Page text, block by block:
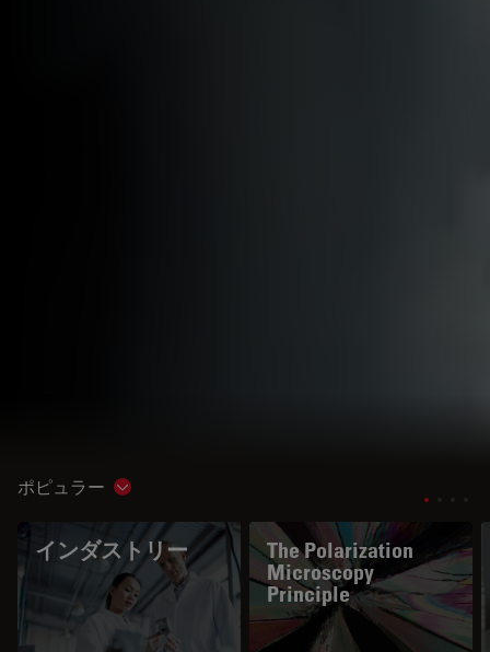
ポピュラー Show subnavigation
インダストリー
The Polarization
Microscopy
Principle